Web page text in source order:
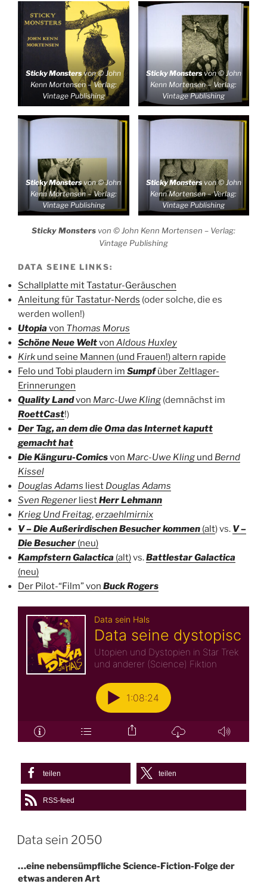
Sticky Monstersvon © John
Kenn Mortensen – Verlag:
Vintage Publishing
Sticky Monstersvon © John
Kenn Mortensen – Verlag:
Vintage Publishing
Sticky Monstersvon © John
Kenn Mortensen – Verlag:
Vintage Publishing
Sticky Monstersvon © John
Kenn Mortensen – Verlag:
Vintage Publishing
Sticky Monsters von © John Kenn Mortensen – Verlag:
Vintage Publishing
DATA SEINE LINKS:
Schallplatte mit Tastatur-Geräuschen
Anleitung für Tastatur-Nerds (oder solche, die es
werden wollen!)
Utopia von Thomas Morus
Schöne Neue Weltvon Aldous Huxley
Kirk und seine Mannen (und Frauen!) altern rapide
Felo und Tobi plaudern im Sumpfüber Zeltlager-
Erinnerungen
Quality Landvon Marc-Uwe Kling (demnächst im
RoettCast!)
Der Tag, an dem die Oma das Internet kaputt
gemacht hat
Die Känguru-Comicsvon Marc-Uwe Kling und Bernd
Kissel
Douglas Adams liest Douglas Adams
Sven Regener liestHerr Lehmann
Krieg Und Freitag,erzaehlmirnix
V – Die Außerirdischen Besucher kommen (alt) vs. V –
Die Besucher (neu)
Kampfstern Galactica (alt)vs.Battlestar Galactica
(neu)
Der Pilot-“Film” von Buck Rogers
teilen teilen
RSS-feed
Data sein 2050
…eine nebensümpfliche Science-Fiction-Folge der
etwas anderen Art